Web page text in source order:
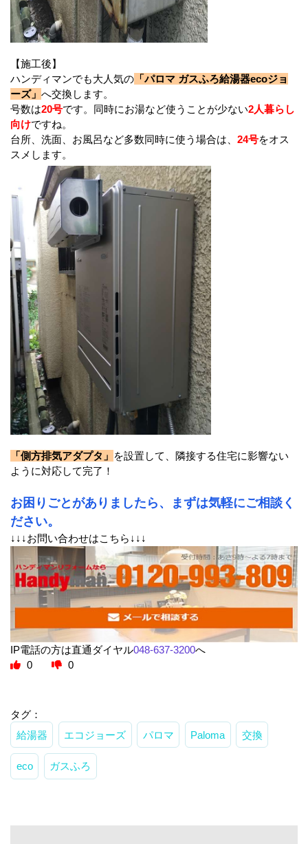
【施工後】
ハンディマンでも大人気の 「パロマ ガスふろ給湯器ecoジョ
ーズ」 へ交換します。
号数は20号です。同時にお湯など使うことが少ない2人暮らし
向けですね。
台所、洗面、お風呂など多数同時に使う場合は、 24号をオス
スメします。
「側方排気アダプタ」 を設置して、隣接する住宅に影響ない
ように対応して完了！
お困りごとがありましたら、まずは気軽にご相談く
ださい。
↓↓↓お問い合わせはこちら↓↓↓
IP電話の方は直通ダイヤル048-637-3200へ
0
0
タグ：
給湯器
エコジョーズ パロマ Paloma 交換
eco ガスふろ